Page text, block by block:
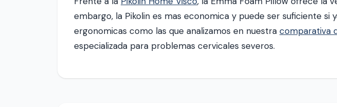
embargo, la Pikolin es mas economica y puede ser suficiente
ergonomicas como las que analizamos en nuestra comparativa
especializada para problemas cervicales severos.